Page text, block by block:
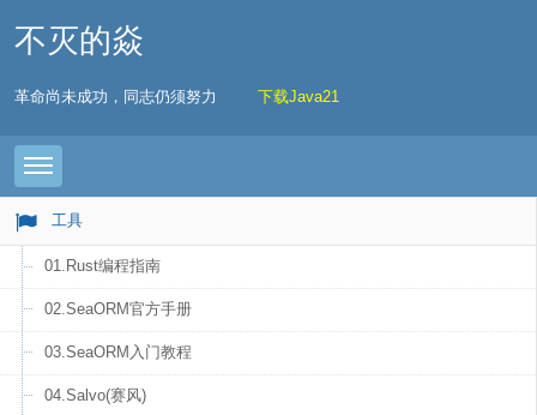
不灭的焱
革命尚未成功，同志仍须努力 下载Java21
Toggle navigation
工具
01.Rust编程指南
02.SeaORM官方手册
03.SeaORM入门教程
04.Salvo(赛风)